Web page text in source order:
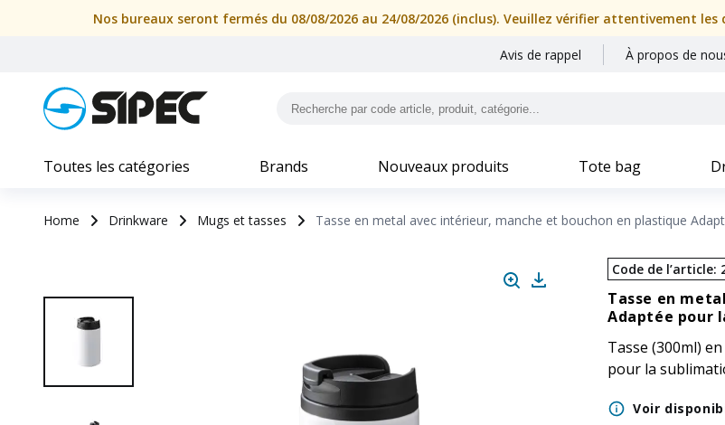
Nos bureaux seront fermés du 08/08/2026 au 24/08/2026 (inclus). Veuillez vérifier attentivement
Avis de rappel À propos de
Toutes les catégories Brands Nouveaux produits Tote bag
Home Drinkware Mugs et tasses Tasse en metal avec intérieur, manche et bouchon en plastique
Code de l’article:
Tasse en
Adaptée pour
Tasse (300ml)
pour la
Voir